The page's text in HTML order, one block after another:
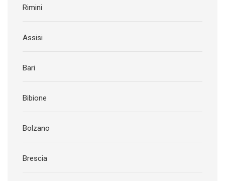
Rimini
Assisi
Bari
Bibione
Bolzano
Brescia